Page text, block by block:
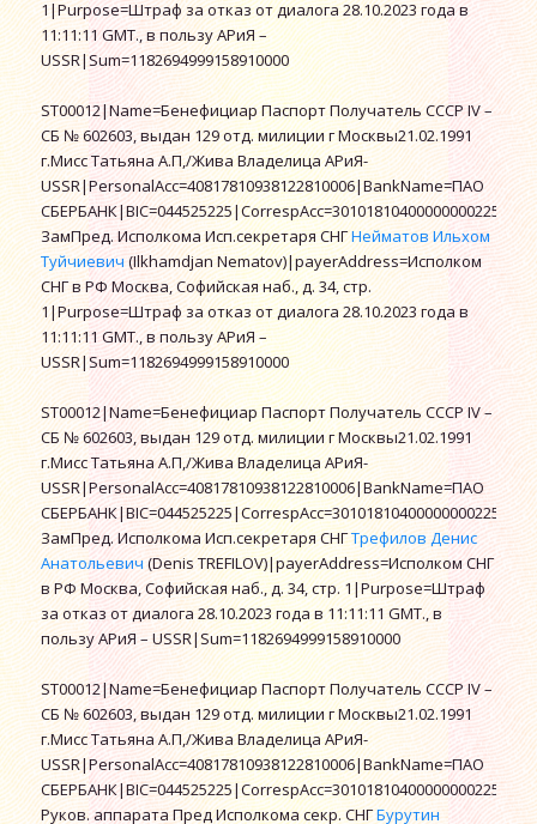
1|Purpose=Штраф за отказ от диалога 28.10.2023 года в
11:11:11 GMT., в пользу АРиЯ –
USSR|Sum=1182694999158910000
ST00012|Name=Бенефициар Паспорт Получатель СССР IV –
СБ № 602603, выдан 129 отд. милиции г Москвы21.02.1991
г.Мисс Татьяна А.П,/Жива Владелица АРиЯ-
USSR|PersonalAcc=40817810938122810006|BankName=ПАО
ЗамПред. Исполкома Исп.секретаря СНГНейматов Ильхом
Туйчиевич(Ilkhamdjan Nematov)|payerAddress=Исполком
СНГ в РФ Москва, Софийская наб., д. 34, стр.
1|Purpose=Штраф за отказ от диалога 28.10.2023 года в
11:11:11 GMT., в пользу АРиЯ –
USSR|Sum=1182694999158910000
ST00012|Name=Бенефициар Паспорт Получатель СССР IV –
СБ № 602603, выдан 129 отд. милиции г Москвы21.02.1991
г.Мисс Татьяна А.П,/Жива Владелица АРиЯ-
USSR|PersonalAcc=40817810938122810006|BankName=ПАО
ЗамПред. Исполкома Исп.секретаря СНГТрефилов Денис
Анатольевич(Denis TREFILOV)|payerAddress=Исполком СНГ
в РФ Москва, Софийская наб., д. 34, стр. 1|Purpose=Штраф
за отказ от диалога 28.10.2023 года в 11:11:11 GMT., в
пользу АРиЯ – USSR|Sum=1182694999158910000
ST00012|Name=Бенефициар Паспорт Получатель СССР IV –
СБ № 602603, выдан 129 отд. милиции г Москвы21.02.1991
г.Мисс Татьяна А.П,/Жива Владелица АРиЯ-
USSR|PersonalAcc=40817810938122810006|BankName=ПАО
Руков. аппарата Пред Исполкома секр. СНГБурутин